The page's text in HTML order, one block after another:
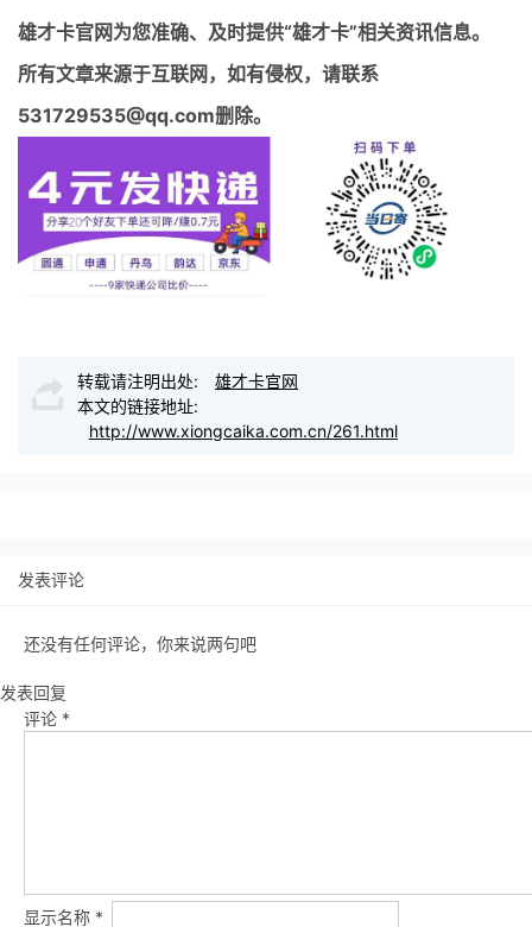
雄才卡官网为您准确、及时提供“雄才卡”相关资讯信息。
所有文章来源于互联网，如有侵权，请联系
531729535@qq.com删除。
转载请注明出处:
雄才卡官网
本文的链接地址:
http://www.xiongcaika.com.cn/261.html
发表评论
还没有任何评论，你来说两句吧
发表回复
评论 *
显示名称 *